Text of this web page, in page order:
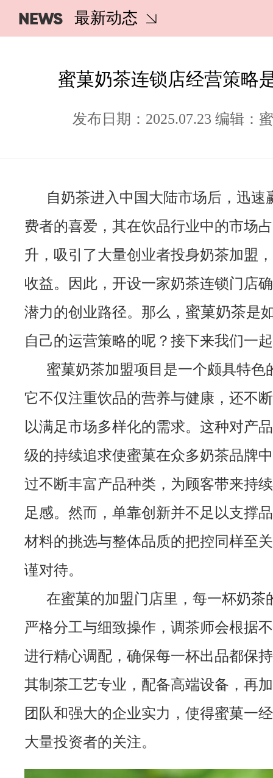
NEWS 最新动态
蜜菓奶茶连锁店经营策略
发布日期：2025.07.23 编辑：
自奶茶进入中国大陆市场后，迅速
费者的喜爱，其在饮品行业中的市场
升，吸引了大量创业者投身奶茶加盟
收益。因此，开设一家奶茶连锁门店
潜力的创业路径。那么， 蜜菓奶茶是
自己的运营策略的呢？接下来我们一
蜜菓奶茶加盟项目是一个颇具特色
它不仅注重饮品的营养与健康，还不
以满足市场多样化的需求。这种对产
级的持续追求使蜜菓在众多奶茶品牌
过不断丰富产品种类，为顾客带来持
足感。然而，单靠创新并不足以支撑
材料的挑选与整体品质的把控同样至
谨对待。
在蜜菓的加盟门店里，每一杯奶茶
严格分工与细致操作，调茶师会根据
进行精心调配，确保每一杯出品都保
其制茶工艺专业，配备高端设备，再
团队和强大的企业实力，使得蜜菓一
大量投资者的关注。